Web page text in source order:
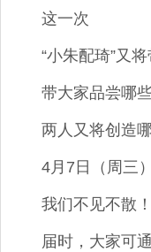
这一次
“小朱配琦”又
带大家品尝哪
两人又将创造
4月7日（周三
我们不见不散！
届时，大家可